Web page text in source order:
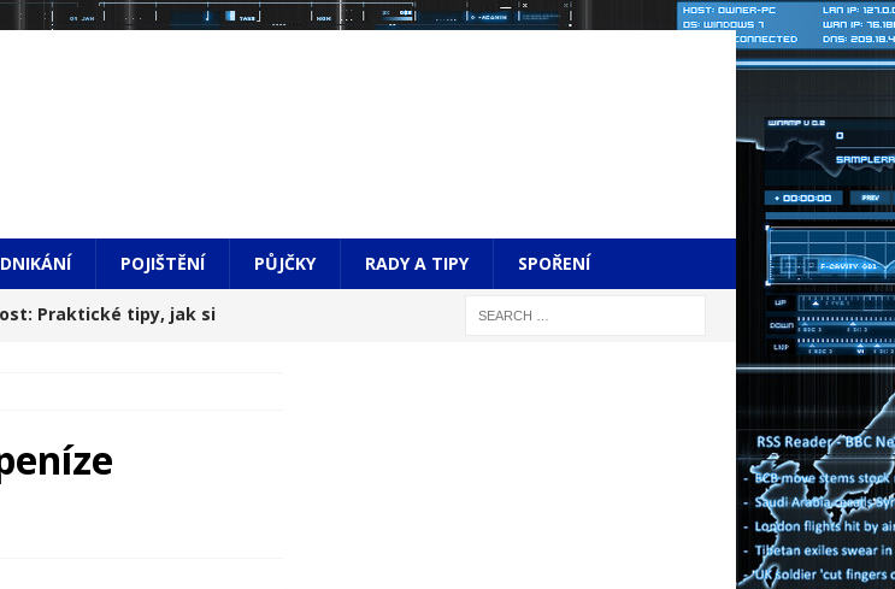
POJIŠTĚNÍ PŮJČKY RADY A TIPY SPOŘENÍ
Praktické tipy, jak si
práce: Realita, o
ukládání